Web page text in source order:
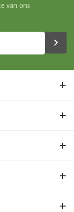
van ons